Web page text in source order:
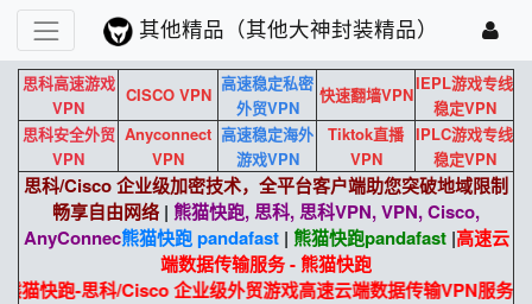
其他精品（其他大神封装精品）
思科高速游戏
VPN
CISCO VPN
高速稳定私密
外贸VPN
快速翻墙VPN
IEPL游戏专线
稳定VPN
思科安全外贸
VPN
Anyconnect
VPN
高速稳定海外
游戏VPN
Tiktok直播
VPN
IPLC游戏专线
稳定VPN
思科/Cisco 企业级加密技术，全平台客户端助您突破地域限制
畅享自由网络 | 熊猫快跑, 思科, 思科VPN, VPN, Cisco,
AnyConnec熊猫快跑 pandafast| 熊猫快跑pandafast|高速云
端数据传输服务 - 熊猫快跑
熊猫快跑-思科/Cisco 企业级外贸游戏高速云端数据传输VPN服务